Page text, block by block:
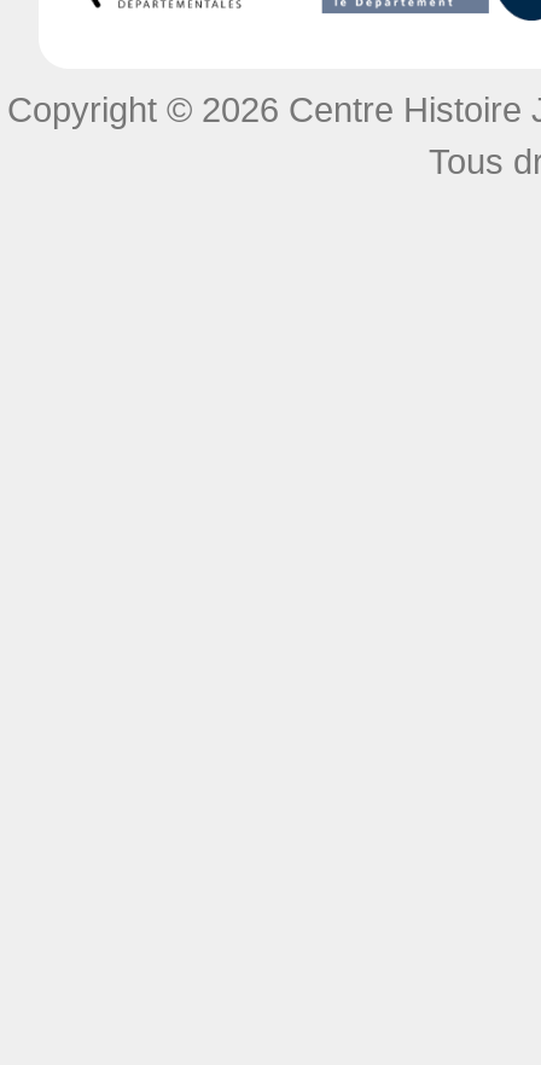
Copyright © 2026 Centre Histoire
Tous